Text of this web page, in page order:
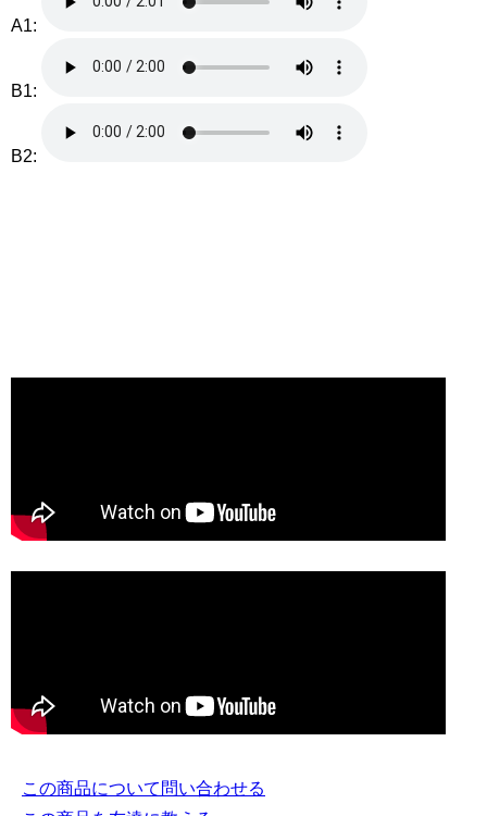
A1:
B1:
B2:
この商品について問い合わせる